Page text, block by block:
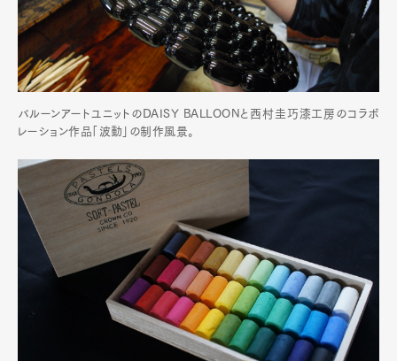
バルーンアートユニットのDAISY BALLOONと西村圭巧漆工房のコラボ
レーション作品「波動」の制作風景。